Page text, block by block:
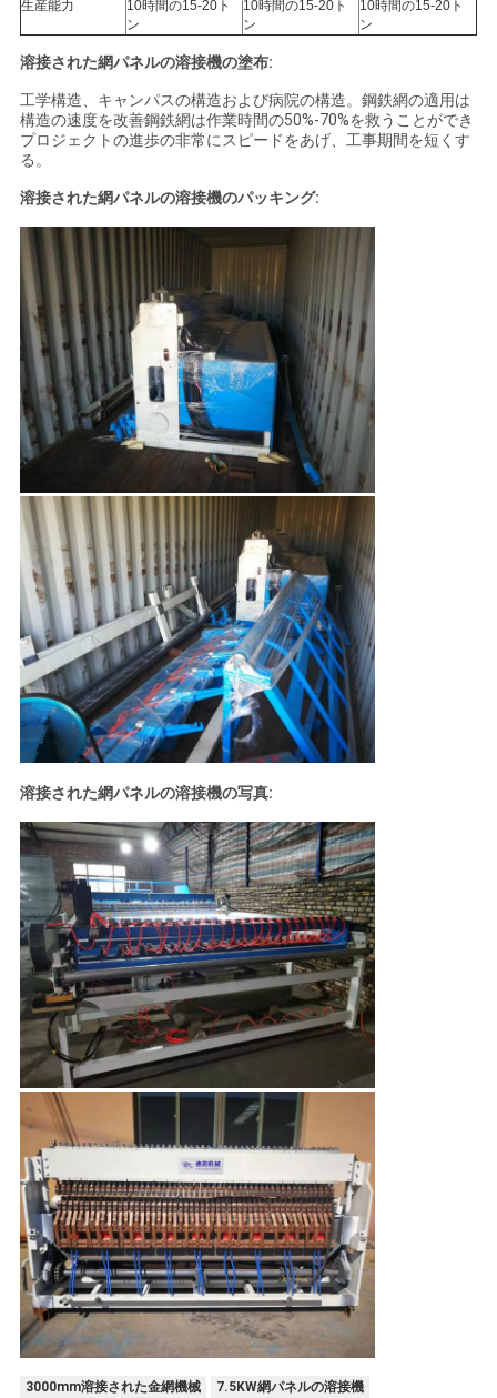
生産能力
10時間の15-20ト
ン
10時間の15-20ト
ン
10時間の15-20ト
ン
溶接された網パネルの溶接機の塗布:
工学構造、キャンパスの構造および病院の構造。鋼鉄網の適用は
構造の速度を改善鋼鉄網は作業時間の50%-70%を救うことができ
プロジェクトの進歩の非常にスピードをあげ、工事期間を短くす
る。
溶接された網パネルの溶接機のパッキング:
溶接された網パネルの溶接機の写真:
3000mm溶接された金網機械
7.5KW網パネルの溶接機